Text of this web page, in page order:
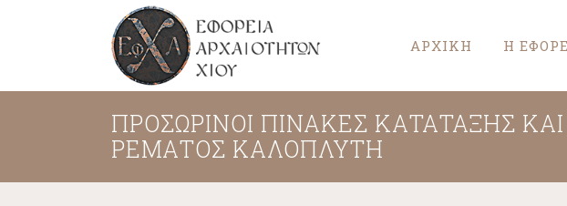
ΑΡΧΙΚΗ Η
ΠΡΟΣΩΡΙΝΟΙ ΠΙΝΑΚΕΣ ΚΑΤΑΤΑΞΗΣ
ΡΕΜΑΤΟΣ ΚΑΛΟΠΛΥΤΗ